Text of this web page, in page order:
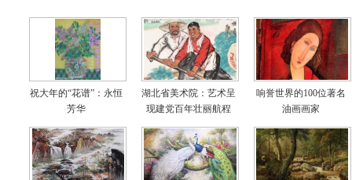
祝大年的“花谱”：永恒
芳华
湖北省美术院：艺术呈
现建党百年壮丽航程
响誉世界的100位著名
油画画家